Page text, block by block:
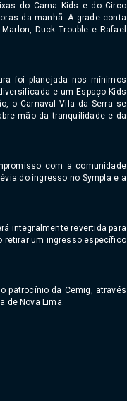
do Carna Kids e do Circo
da manhã. A grade conta
Duck Trouble e Rafael
foi planejada nos mínimos
e um Espaço Kids
o Carnaval Vila da Serra se
mão da tranquilidade e da
com a comunidade
do ingresso no Sympla e a
integralmente revertida para
retirar um ingresso específico
patrocínio da Cemig, através
de Nova Lima.